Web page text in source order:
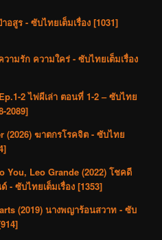
อสูร - ซับไทยเต็มเรื่อง [1031]
วามรัก ความใคร่ - ซับไทยเต็มเรื่อง
2 ไพ่ผีเล่า ตอนที่ 1-2 – ซับไทย
2089]
(2026) ฆาตกรโรคจิต - ซับไทย
You, Leo Grande (2022) โชคดี
- ซับไทยเต็มเรื่อง [1353]
(2019) นางพญาร้อนสวาท - ซับ